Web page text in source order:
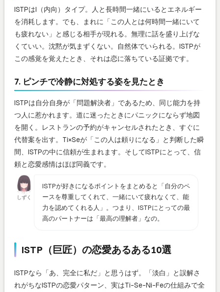
ISTPはI（内向）タイプ。人と長時間一緒にいるとエネルギー
を消耗します。でも、まれに「この人とは何時間一緒にいて
も疲れない」と感じる相手が現れる。無理に話を盛り上げな
くていい。沈黙が気まずくない。自然体でいられる。ISTPが
この感覚を覚えたとき、それは恋に落ちている証拠です。
7. ピンチで冷静に対処する姿を見たとき
ISTPは自分自身が「問題解決者」であるため、同じ能力を持
つ人に惹かれます。道に迷ったときにパニックにならず地図
を開く。レストランの予約がキャンセルされたとき、すぐに
代替案を出す。Ti×Seが「この人は頼りになる」と判断した瞬
間、ISTPの中に信頼が生まれます。そしてISTPにとって、信
頼と恋愛感情はほぼ同義です。
しずく
ISTPが好きになるポイントをまとめると「自分のペ
ースを尊重してくれて、一緒にいて疲れなくて、能
力を認めてくれる人」。つまり、ISTPにとっての最
高のパートナーは「最高の理解者」なの。
ISTP（巨匠）の恋愛あるある10選
ISTPなら「あ、完全に私だ」と思うはず。「淡白」と誤解さ
れがちなISTPの恋愛パターン、実はTi-Se-Ni-Feの仕組みで全